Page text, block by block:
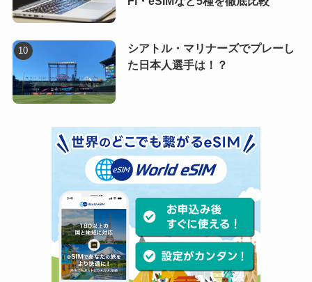
シアトル・マリナーズでプレーし
た日本人選手は！？